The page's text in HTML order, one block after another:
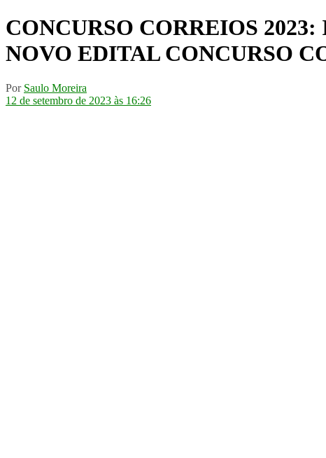
CONCURSO CORREIOS 2023:
NOVO EDITAL CONCURSO
Por Saulo Moreira
12 de setembro de 2023 às 16:26